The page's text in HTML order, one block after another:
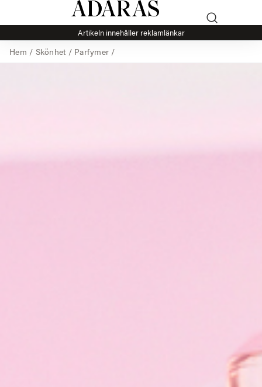
Artikeln innehåller reklamlänkar
Hem / Skönhet/ Parfymer /